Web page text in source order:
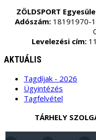
ZÖLDSPORT
Adószám:18191970-
Levelezési cím:
AKTUÁLIS
Tagdíjak - 2026
Ügyintézés
Tagfelvétel
TÁRHELY